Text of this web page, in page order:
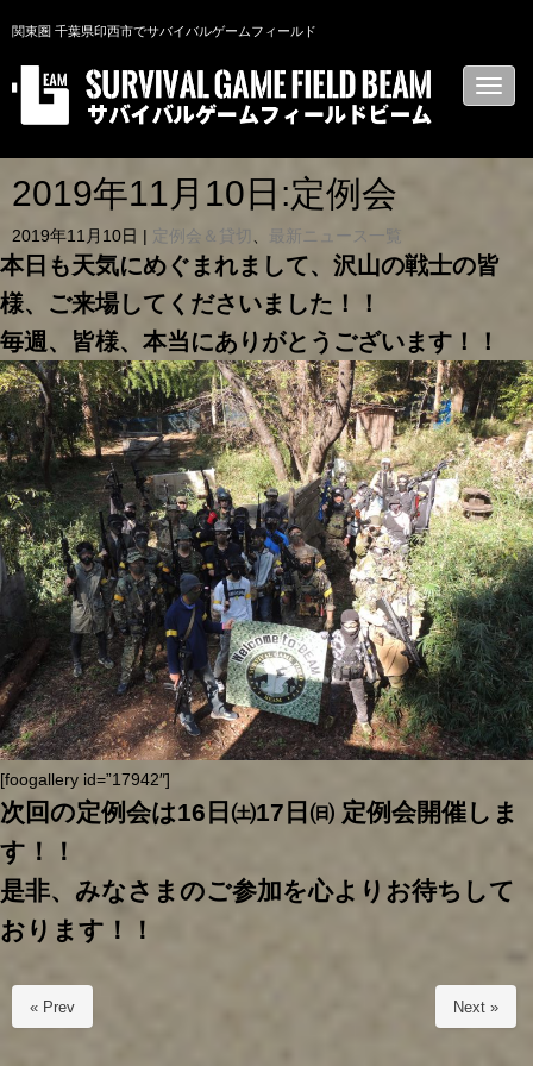
関東圏 千葉県印西市でサバイバルゲームフィールド
N
a
g
n
2019年11月10日:定例会
2019年11月10日 定例会＆貸切 、 最新ニュース一覧
本日も天気にめぐまれまして、沢山の戦士の皆
様、ご来場してくださいました！！
毎週、皆様、本当にありがとうございます！！
[foogallery id=”17942″]
次回の定例会は16日㈯17日㈰ 定例会開催しま
す！！
是非、みなさまのご参加を心よりお待ちして
おります！！
« Prev Next »